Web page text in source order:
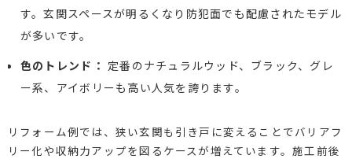
す。玄関スペースが明るくなり防犯面でも配慮されたモデル
が多いです。
色のトレンド： 定番のナチュラルウッド、ブラック、グレ
ー系、アイボリーも高い人気を誇ります。
リフォーム例では、狭い玄関も引き戸に変えることでバリアフ
リー化や収納力アップを図るケースが増えています。施工前後